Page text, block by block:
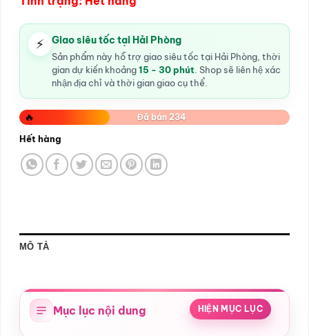
⚡ Giao siêu tốc tại Hải Phòng
Sản phẩm này hỗ trợ giao siêu tốc tại Hải Phòng, thời
gian dự kiến khoảng15 - 30 phút. Shop sẽ liên hệ xác
nhận địa chỉ và thời gian giao cụ thể.
🔥 Đã bán 234
Hết hàng
MÔ TẢ
Mục lục nội dung HIỆN MỤC LỤC